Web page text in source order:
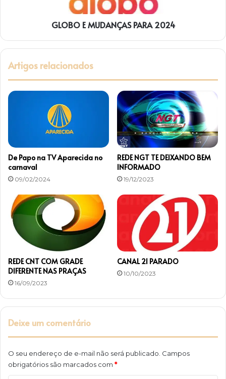
GLOBO E MUDANÇAS PARA 2024
Artigos relacionados
De Papo na TV Aparecida no
carnaval
09/02/2024
REDE NGT TE DEIXANDO BEM
INFORMADO
19/12/2023
REDE CNT COM GRADE
DIFERENTE NAS PRAÇAS
16/09/2023
CANAL 21 PARADO
10/10/2023
Deixe um comentário
O seu endereço de e-mail não será publicado. Campos
obrigatórios são marcados com *